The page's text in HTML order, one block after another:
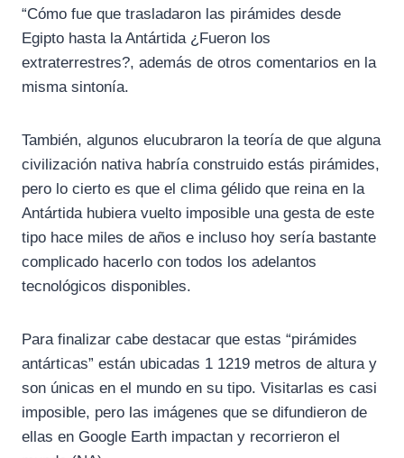
“Cómo fue que trasladaron las pirámides desde
Egipto hasta la Antártida ¿Fueron los
extraterrestres?, además de otros comentarios en la
misma sintonía.
También, algunos elucubraron la teoría de que alguna
civilización nativa habría construido estás pirámides,
pero lo cierto es que el clima gélido que reina en la
Antártida hubiera vuelto imposible una gesta de este
tipo hace miles de años e incluso hoy sería bastante
complicado hacerlo con todos los adelantos
tecnológicos disponibles.
Para finalizar cabe destacar que estas “pirámides
antárticas” están ubicadas 1 1219 metros de altura y
son únicas en el mundo en su tipo. Visitarlas es casi
imposible, pero las imágenes que se difundieron de
ellas en Google Earth impactan y recorrieron el